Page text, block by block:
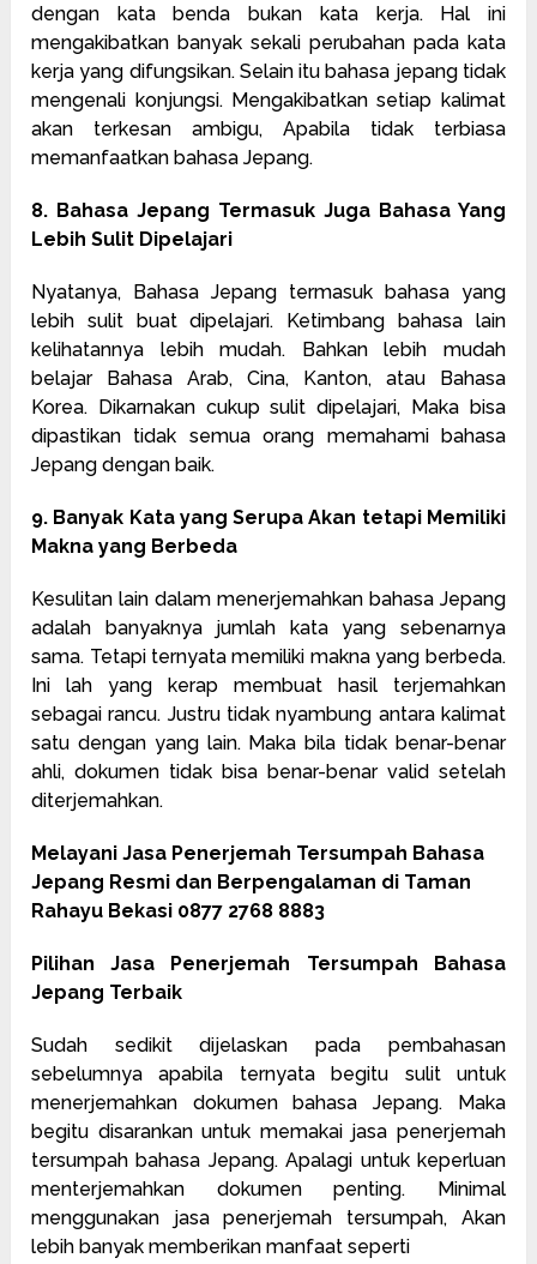
dengan kata benda bukan kata kerja. Hal ini
mengakibatkan banyak sekali perubahan pada kata
kerja yang difungsikan. Selain itu bahasa jepang tidak
mengenali konjungsi. Mengakibatkan setiap kalimat
akan terkesan ambigu, Apabila tidak terbiasa
memanfaatkan bahasa Jepang.
8. Bahasa Jepang Termasuk Juga Bahasa Yang
Lebih Sulit Dipelajari
Nyatanya, Bahasa Jepang termasuk bahasa yang
lebih sulit buat dipelajari. Ketimbang bahasa lain
kelihatannya lebih mudah. Bahkan lebih mudah
belajar Bahasa Arab, Cina, Kanton, atau Bahasa
Korea. Dikarnakan cukup sulit dipelajari, Maka bisa
dipastikan tidak semua orang memahami bahasa
Jepang dengan baik.
9. Banyak Kata yang Serupa Akan tetapi Memiliki
Makna yang Berbeda
Kesulitan lain dalam menerjemahkan bahasa Jepang
adalah banyaknya jumlah kata yang sebenarnya
sama. Tetapi ternyata memiliki makna yang berbeda.
Ini lah yang kerap membuat hasil terjemahkan
sebagai rancu. Justru tidak nyambung antara kalimat
satu dengan yang lain. Maka bila tidak benar-benar
ahli, dokumen tidak bisa benar-benar valid setelah
diterjemahkan.
Melayani Jasa Penerjemah Tersumpah Bahasa
Jepang Resmi dan Berpengalaman di Taman
Rahayu Bekasi 0877 2768 8883
Pilihan Jasa Penerjemah Tersumpah Bahasa
Jepang Terbaik
Sudah sedikit dijelaskan pada pembahasan
sebelumnya apabila ternyata begitu sulit untuk
menerjemahkan dokumen bahasa Jepang. Maka
begitu disarankan untuk memakai jasa penerjemah
tersumpah bahasa Jepang. Apalagi untuk keperluan
menterjemahkan dokumen penting. Minimal
menggunakan jasa penerjemah tersumpah, Akan
lebih banyak memberikan manfaat seperti